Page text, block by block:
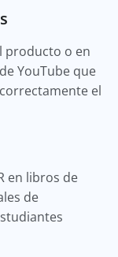
producto o en
YouTube que
el
en libros de
de